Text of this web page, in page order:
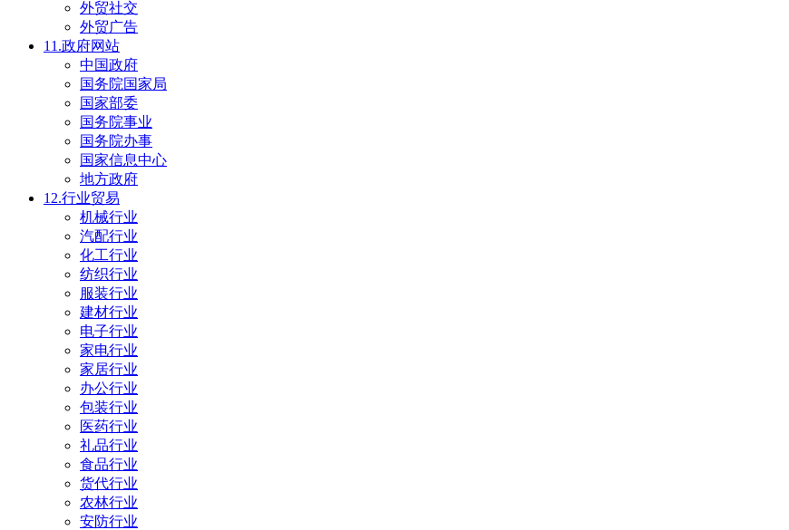
外贸社交
外贸广告
11.政府网站
中国政府
国务院国家局
国家部委
国务院事业
国务院办事
国家信息中心
地方政府
12.行业贸易
机械行业
汽配行业
化工行业
纺织行业
服装行业
建材行业
电子行业
家电行业
家居行业
办公行业
包装行业
医药行业
礼品行业
食品行业
货代行业
农林行业
安防行业